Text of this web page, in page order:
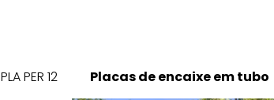
PLA PER 12 Placas de encaixe em tubo